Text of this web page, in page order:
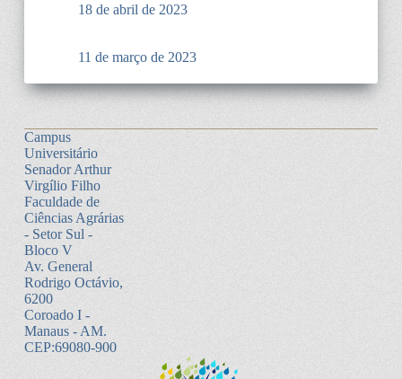
18 de abril de 2023
11 de março de 2023
Campus
Universitário
Senador Arthur
Virgílio Filho
Faculdade de
Ciências Agrárias
- Setor Sul -
Bloco V
Av. General
Rodrigo Octávio,
6200
Coroado I -
Manaus - AM.
CEP:69080-900